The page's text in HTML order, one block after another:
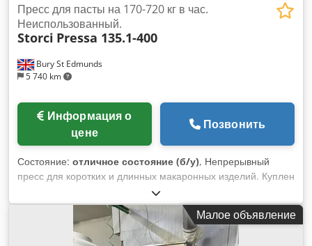
Bury St Edmunds
5 740 km
Пресс для пасты на 170-720 кг в час.
Неиспользованный.
Storci Pressa 135.1-400
цене
Позвонить
Состояние: отличное состояние (б/у), Непрерывный
пресс для коротких и длинных макаронных изделий. Куплен
для проекта, но ни разу не использовался. Crodpfjyh Rdfsx
Adzjf
Малое объявление